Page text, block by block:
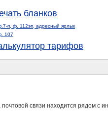
бланков
п, ф. 112эп, адресный ярлык
107
тарифов
связи находится рядом с